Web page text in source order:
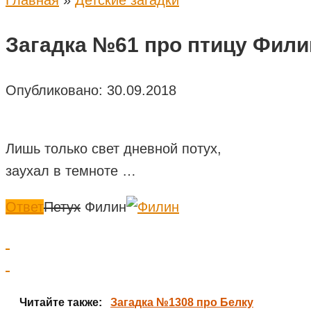
Загадка №61 про птицу
Опубликовано: 30.09.2018
Лишь только свет дневной потух,
заухал в темноте …
ОтветПетух Филин
Читайте также: Загадка №1308 про Белку